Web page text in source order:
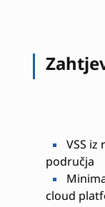
VSS
područja
cloud